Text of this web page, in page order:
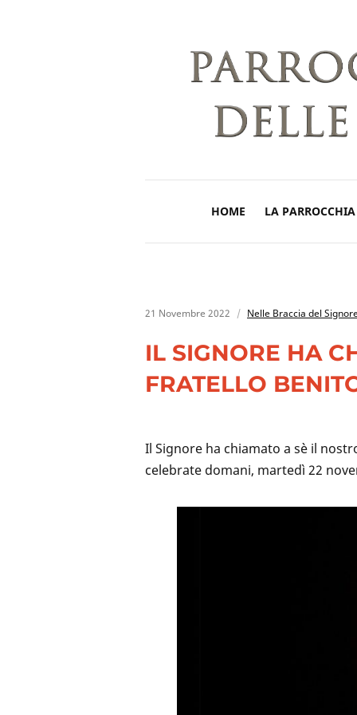
HOME LA PARROCCHIA
21 Novembre 2022 Nelle Braccia del
IL SIGNORE HA
FRATELLO
Il Signore ha chiamato a sè il
celebrate domani, martedì 22